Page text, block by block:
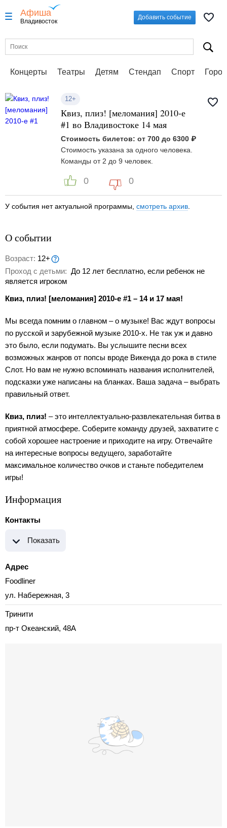
Афиша
Владивосток
Добавить событие
Концерты Театры Детям Стендап Спорт
12+
Квиз, плиз! [меломания] 2010-е
#1 во Владивостоке 14 мая
Стоимость билетов: от 700 до 6300 ₽
Стоимость указана за одного человека.
Команды от 2 до 9 человек.
0 0
У события нет актуальной программы, смотреть архив
О событии
Возраст: 12+
Проход с детьми: До 12 лет бесплатно, если ребенок не
является игроком
Квиз, плиз! [меломания] 2010-е #1 – 14 и 17 мая!
Мы всегда помним о главном – о музыке! Вас ждут вопросы
по русской и зарубежной музыке 2010-х. Не так уж и давно
это было, если подумать. Вы услышите песни всех
возможных жанров от попсы вроде Викенда до рока в стиле
Слот. Но вам не нужно вспоминать названия исполнителей,
подсказки уже написаны на бланках. Ваша задача – выбрать
правильный ответ.
Квиз, плиз! – это интеллектуально-развлекательная битва в
приятной атмосфере. Соберите команду друзей, захватите с
собой хорошее настроение и приходите на игру. Отвечайте
на интересные вопросы ведущего, заработайте
максимальное количество очков и станьте победителем
игры!
Информация
Контакты
Показать
Адрес
Foodliner
ул. Набережная, 3
Тринити
пр-т Океанский, 48А